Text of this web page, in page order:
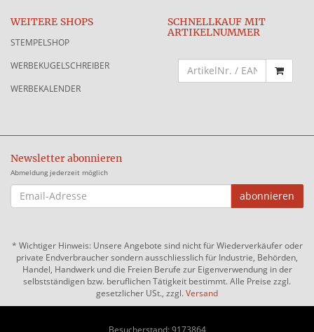
WEITERE SHOPS
STEMPELSHOP
WERBEKUGELSCHREIBER
WERBEKALENDER
SCHNELLKAUF MIT
ARTIKELNUMMER
Newsletter abonnieren
Abmeldung jederzeit möglich
EMAIL-
ADRESSE
abonnieren
* Wichtiger Hinweis: Unsere Angebote sind nicht für Wiederverkäufer oder
private Endverbraucher sondern ausschliesslich für Industrie, Behörden,
Handel, Handwerk und die Freien Berufe zur Eigenverwendung in der
selbstständigen bzw. beruflichen Tätigkeit bestimmt. Alle Preise zzgl.
gesetzlicher USt., zzgl.Versand
Besucherstand: 9173864